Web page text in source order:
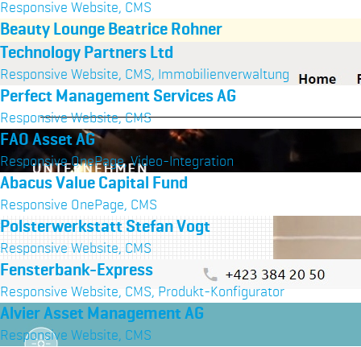
Responsive Website, CMS
Beauty Lounge Beatrice Rohner
Technology Partners Ltd
Responsive Website, CMS, Immobilienverwaltung
Perfect Management Services AG
Responsive Website, CMS
FAO Asset AG
Responsive OnePage, Video-Integration
Abacus Value Capital Fund
Responsive OnePage, CMS
Polsterwerkstatt Stefan Vogt
Responsive Website, CMS
Fensterbank-Express
Responsive Website, CMS, Produkt-Konfigurator
Alvier Asset Management AG
Responsive Website, CMS